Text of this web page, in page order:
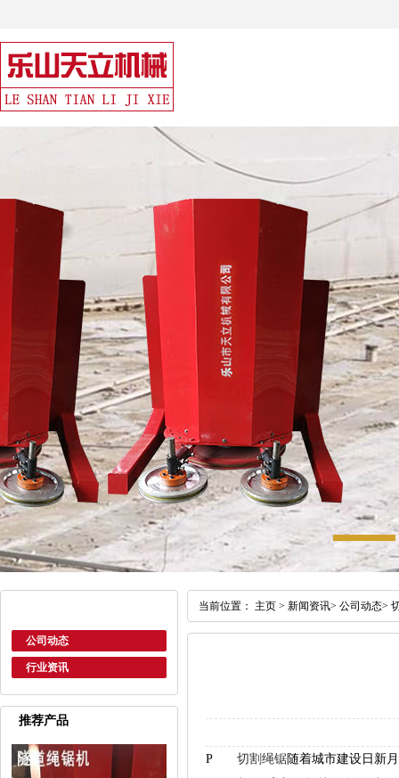
公司动态
行业资讯
推荐产品
当前位置： 主页 > 新闻资讯> 公司动态>
P 切割绳锯随着城市建设日新